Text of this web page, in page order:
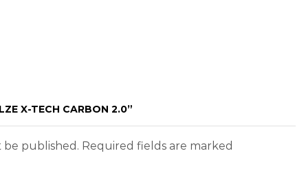
X-TECH CARBON 2.0”
published. Required fields are marked